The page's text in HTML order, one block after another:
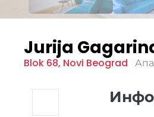
Jurija
Blok 68, Novi Beograd